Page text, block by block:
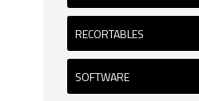
RECORTABLES
SOFTWARE